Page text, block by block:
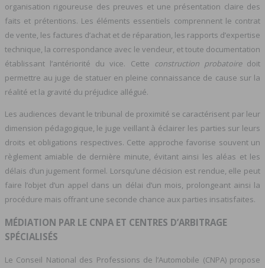
organisation rigoureuse des preuves et une présentation claire des
faits et prétentions. Les éléments essentiels comprennent le contrat
de vente, les factures d’achat et de réparation, les rapports d’expertise
technique, la correspondance avec le vendeur, et toute documentation
établissant l’antériorité du vice. Cette construction probatoiredoit
permettre au juge de statuer en pleine connaissance de cause sur la
réalité et la gravité du préjudice allégué.
Les audiences devant le tribunal de proximité se caractérisent par leur
dimension pédagogique, le juge veillant à éclairer les parties sur leurs
droits et obligations respectives. Cette approche favorise souvent un
règlement amiable de dernière minute, évitant ainsi les aléas et les
délais d’un jugement formel. Lorsqu’une décision est rendue, elle peut
faire l’objet d’un appel dans un délai d’un mois, prolongeant ainsi la
procédure mais offrant une seconde chance aux parties insatisfaites.
MÉDIATION PAR LE CNPA ET CENTRES D’ARBITRAGE
SPÉCIALISÉS
Le Conseil National des Professions de l’Automobile (CNPA) propose